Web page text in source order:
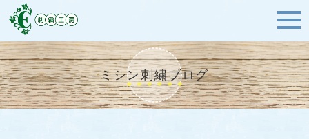
ミシン刺繍ブログ